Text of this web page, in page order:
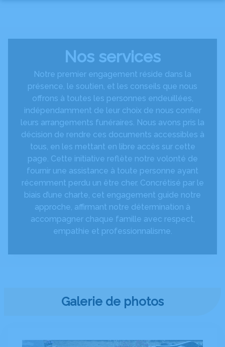
ORGANISER DES OBSÈQUES
MONUMENTS FUNÉRAIRES
SERVICES AUX FAMILLES
NETTOYAGE DE MONUMENTS FUNÉRAIRES
NOS AGENCES
MIRAMBEAU
NOTRE CHAMBRE FUNERAIRE
ESPACES HOMMAGES
CÉRÉMONIES
BOUTIQUE EN LIGNE
AMBULANCES – VSL – TAXI
Nos services
Notre premier engagement réside dans la
présence, le soutien, et les conseils que nous
offrons à toutes les personnes endeuillées,
indépendamment de leur choix de nous confier
leurs arrangements funéraires. Nous avons pris la
décision de rendre ces documents accessibles à
tous, en les mettant en libre accès sur cette
page. Cette initiative reflète notre volonté de
fournir une assistance à toute personne ayant
récemment perdu un être cher. Concrétisé par le
biais d’une charte, cet engagement guide notre
approche, affirmant notre détermination à
accompagner chaque famille avec respect,
empathie et professionnalisme.
Galerie de photos